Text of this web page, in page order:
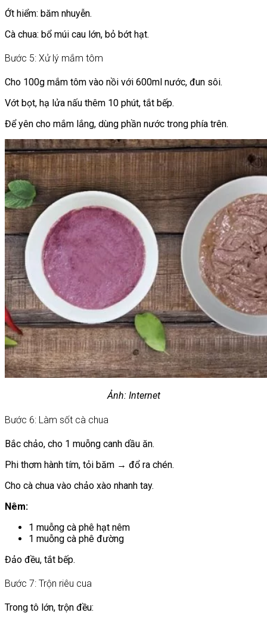
Ớt hiểm: băm nhuyễn.
Cà chua: bổ múi cau lớn, bỏ bớt hạt.
Bước 5: Xử lý mắm tôm
Cho 100g mắm tôm vào nồi với 600ml nước, đun sôi.
Vớt bọt, hạ lửa nấu thêm 10 phút, tắt bếp.
Để yên cho mắm lắng, dùng phần nước trong phía trên.
Ảnh: Internet
Bước 6: Làm sốt cà chua
Bắc chảo, cho 1 muỗng canh dầu ăn.
Phi thơm hành tím, tỏi băm → đổ ra chén.
Cho cà chua vào chảo xào nhanh tay.
Nêm:
1 muỗng cà phê hạt nêm
1 muỗng cà phê đường
Đảo đều, tắt bếp.
Bước 7: Trộn riêu cua
Trong tô lớn, trộn đều: